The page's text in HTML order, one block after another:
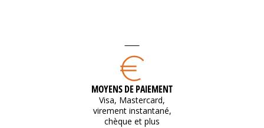
MOYENS DE PAIEMENT
Visa, Mastercard,
virement instantané,
chèque et plus